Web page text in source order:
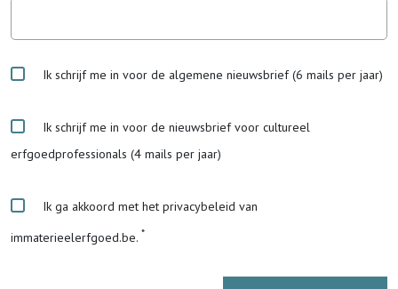
Ik schrijf me in voor de algemene nieuwsbrief (6 mails per jaar)
Ik schrijf me in voor de nieuwsbrief voor cultureel
erfgoedprofessionals (4 mails per jaar)
Ik ga akkoord met het privacybeleid van
immaterieelerfgoed.be.